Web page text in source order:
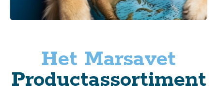
Het Marsavet
Productassortiment